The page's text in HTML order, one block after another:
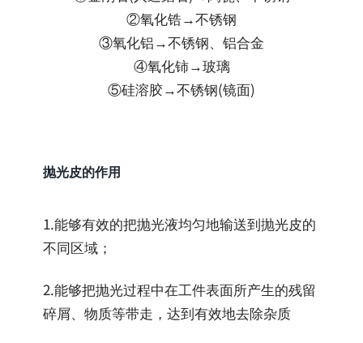
②氧化锆→不锈钢
③氧化铝→不锈钢、铝合金
④氧化铈→玻璃
⑤硅溶胶→不锈钢(镜面)
抛光皮的作用
1.能够有效的把抛光液均匀地输送到抛光皮的
不同区域；
2.能够把抛光过程中在工件表面所产生的残留
碎屑、物质等带走，达到有效地去除杂质